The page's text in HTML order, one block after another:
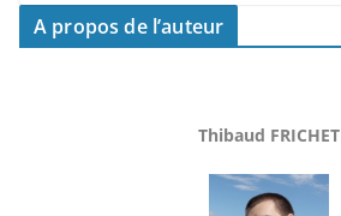
A propos de l’auteur
Thibaud FRICHET